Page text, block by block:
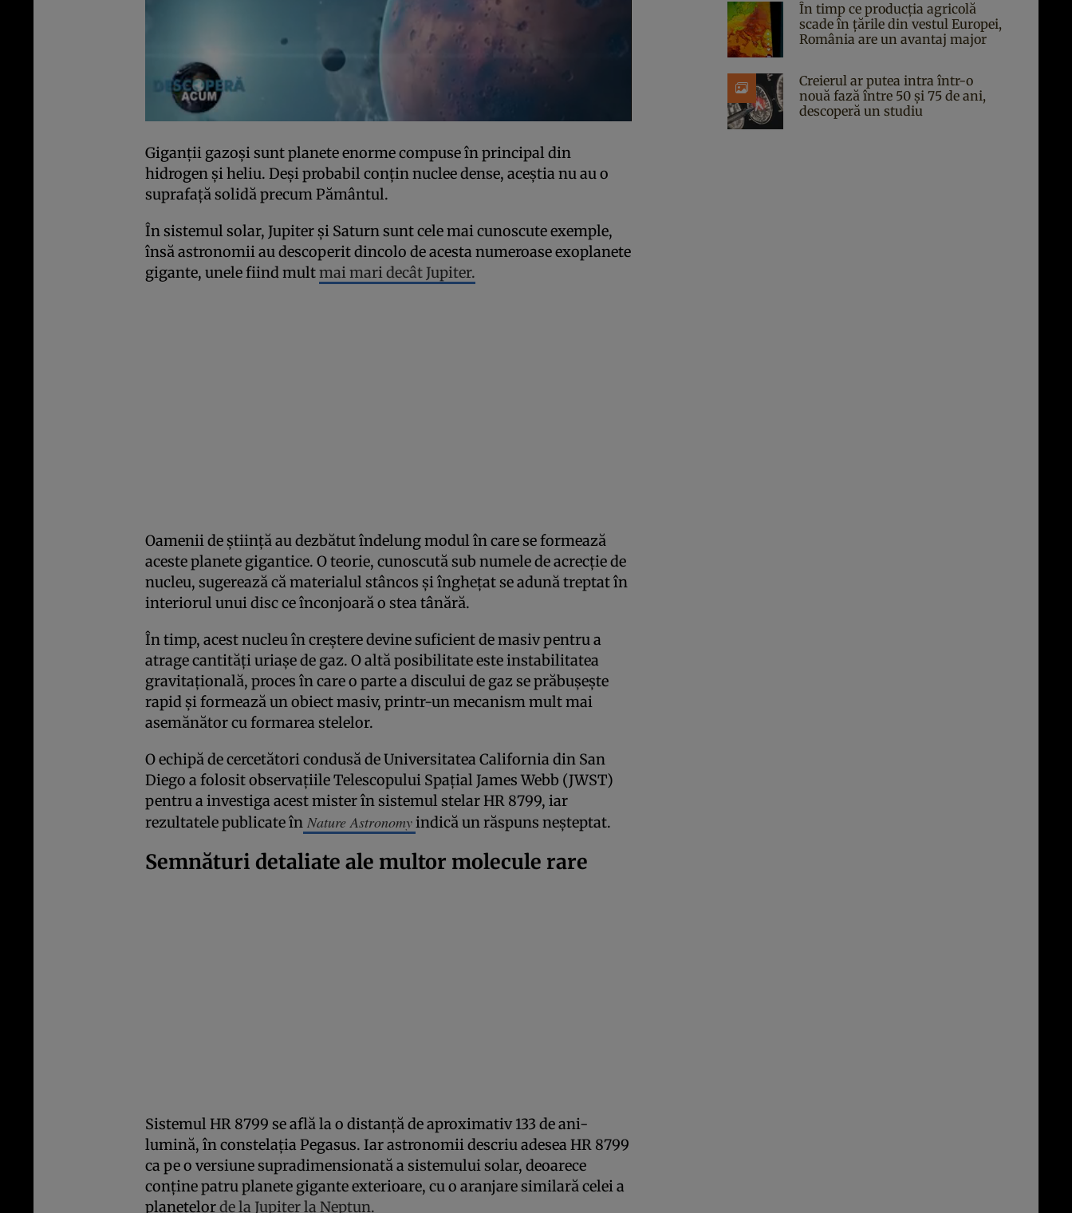
Giganții gazoși sunt planete enorme compuse în principal din
hidrogen și heliu. Deși probabil conțin nuclee dense, aceștia nu au o
suprafață solidă precum Pământul.
În sistemul solar, Jupiter și Saturn sunt cele mai cunoscute exemple,
însă astronomii au descoperit dincolo de acesta numeroase exoplanete
gigante, unele fiind multmai mari decât Jupiter.
Oamenii de știință au dezbătut îndelung modul în care se formează
aceste planete gigantice. O teorie, cunoscută sub numele de acrecție de
nucleu, sugerează că materialul stâncos și înghețat se adună treptat în
interiorul unui disc ce înconjoară o stea tânără.
În timp, acest nucleu în creștere devine suficient de masiv pentru a
atrage cantități uriașe de gaz. O altă posibilitate este instabilitatea
gravitațională, proces în care o parte a discului de gaz se prăbușește
rapid și formează un obiect masiv, printr-un mecanism mult mai
asemănător cu formarea stelelor.
O echipă de cercetători condusă de Universitatea California din San
Diego a folosit observațiile Telescopului Spațial James Webb (JWST)
pentru a investiga acest mister în sistemul stelar HR 8799, iar
rezultatele publicate în Nature Astronomyindică un răspuns neșteptat.
Semnături detaliate ale multor molecule rare
Sistemul HR 8799 se află la o distanță de aproximativ 133 de ani-
lumină, în constelația Pegasus. Iar astronomii descriu adesea HR 8799
ca pe o versiune supradimensionată a sistemului solar, deoarece
conține patru planete gigante exterioare, cu o aranjare similară celei a
planetelorde la Jupiter la Neptun.
În timp ce producția agricolă
scade în țările din vestul Europei,
România are un avantaj major
Creierul ar putea intra într-o
nouă fază între 50 și 75 de ani,
descoperă un studiu